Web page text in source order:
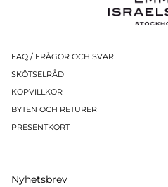
FAQ / FRÅGOR OCH SVAR
SKÖTSELRÅD
KÖPVILLKOR
BYTEN OCH RETURER
PRESENTKORT
Nyhetsbrev